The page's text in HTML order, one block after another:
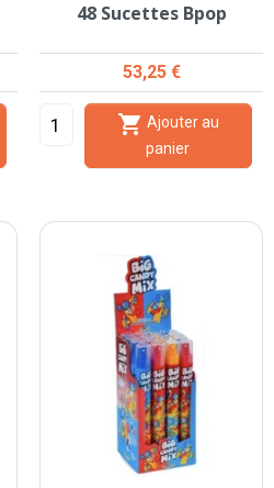
48 Sucettes Bpop
Prix
53,25 €

panier